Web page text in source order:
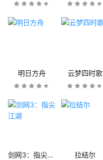
明日方舟 云梦四时歌
剑网3：指尖江湖 拉结尔